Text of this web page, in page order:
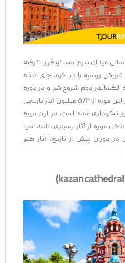
میدان سرخ مسکو قرار گرفته
روسیه را در خود جای داده
دوم شروع شد و در دوره
الکساندر سوم افتتاح شد. در این موزه از ۵/۴ میلیون آثار تاریخی
نگهداری شده است. در این موزه
موزه از آثار بسیاری مانند اشیا
دوران پیش از تاریخ، آثار هنر